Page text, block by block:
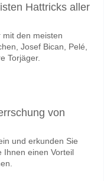
v Istra 1961 25 October
Spiel, mit einer
von 57%.
NK
Ergebnis von
Hattricks aller
den meisten
Josef Bican, Pelé,
Torjäger.
von
und erkunden Sie
Ihnen einen Vorteil